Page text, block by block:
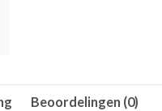
Beoordelingen (0)